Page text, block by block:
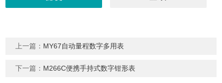
上一篇： MY67自动量程数字多用表
下一篇： M266C便携手持式数字钳形表